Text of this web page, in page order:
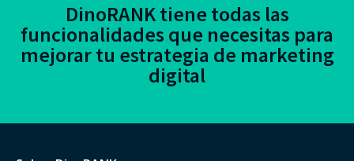
DinoRANK tiene todas las
funcionalidades que necesitas para
mejorar tu estrategia de marketing
digital